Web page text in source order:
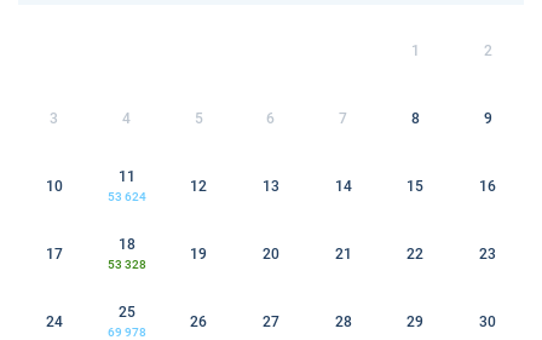
1 2
3 4 5 6 7 8 9
10
11
53 624
12 13 14 15 16
17
18
53 328
19 20 21 22 23
24
25
69 978
26 27 28 29 30